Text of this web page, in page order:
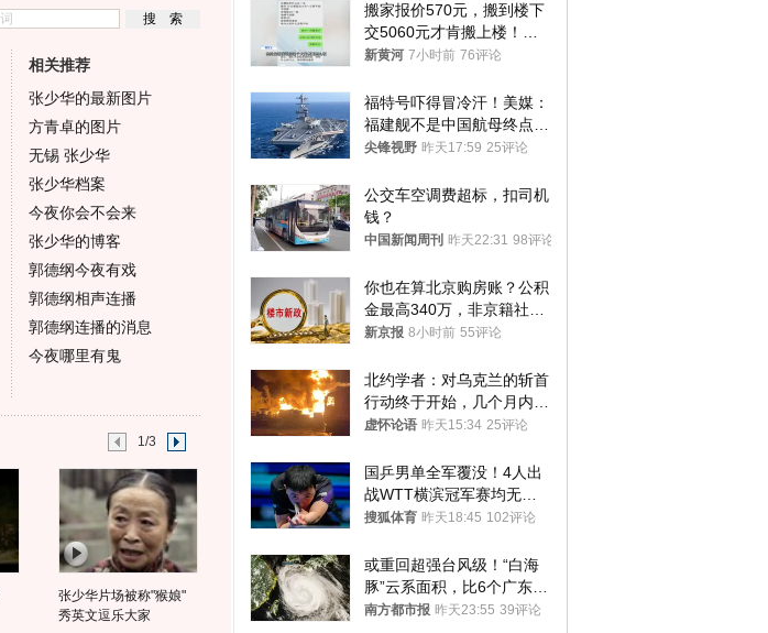
相关推荐
张少华的最新图片
方青卓的图片
无锡 张少华
张少华档案
今夜你会不会来
张少华的博客
郭德纲今夜有戏
郭德纲相声连播
郭德纲连播的消息
今夜哪里有鬼
1/3
张少华片场被称"猴娘"
秀英文逗乐大家
搬家报价570元，搬到楼下
交5060元才肯搬上楼！女
子傻眼了……
新黄河 7小时前 76评论
福特号吓得冒冷汗！美媒：
福建舰不是中国航母终点，
而是新起点！
尖锋视野 昨天17:59 25评论
公交车空调费超标，扣司机
钱？
中国新闻周刊 昨天22:31 98评论
你也在算北京购房账？公积
金最高340万，非京籍社保
1年
新京报 8小时前 55评论
北约学者：对乌克兰的斩首
行动终于开始，几个月内乌
将投降
虚怀论语 昨天15:34 25评论
国乒男单全军覆没！4人出
战WTT横滨冠军赛均无缘
八强
搜狐体育 昨天18:45 102评论
或重回超强台风级！“白海
豚”云系面积，比6个广东还
大！深圳官方：注意这件事
南方都市报 昨天23:55 39评论